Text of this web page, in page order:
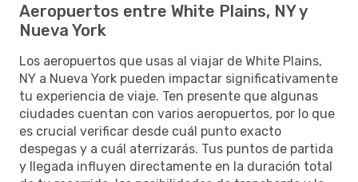
Aeropuertos entre White Plains, NY y
Nueva York
Los aeropuertos que usas al viajar de White Plains,
NY a Nueva York pueden impactar significativamente
tu experiencia de viaje. Ten presente que algunas
ciudades cuentan con varios aeropuertos, por lo que
es crucial verificar desde cuál punto exacto
despegas y a cuál aterrizarás. Tus puntos de partida
y llegada influyen directamente en la duración total